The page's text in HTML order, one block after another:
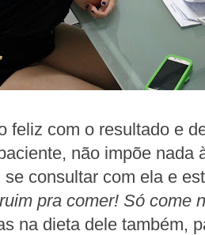
feliz com o resultado e
não impõe nada
se consultar com ela e
pra comer! Só come
na dieta dele também,